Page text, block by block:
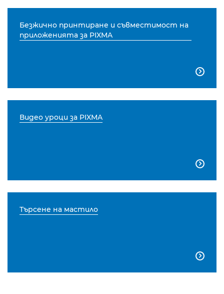
Безжично принтиране и съвместимост на
приложенията за PIXMA

Видео уроци за PIXMA

Търсене на мастило
